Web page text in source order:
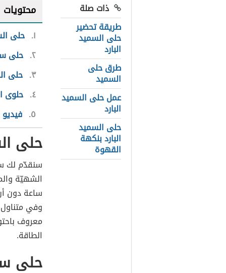
ذات صلة
طريقة تحضير
حلى السميد
البارد
طرق حلى
السميد
عمل حلى السميد
البارد
حلى السميد
البارد بنكهة
القهوة
محتويات
١ حلى
٢ حلى
٣ حلى
٤ حلوى
٥
حلى
سنقدّم لك
الشهيّة
ساعة دون
وفي
معروف
الطاقة.
حلى